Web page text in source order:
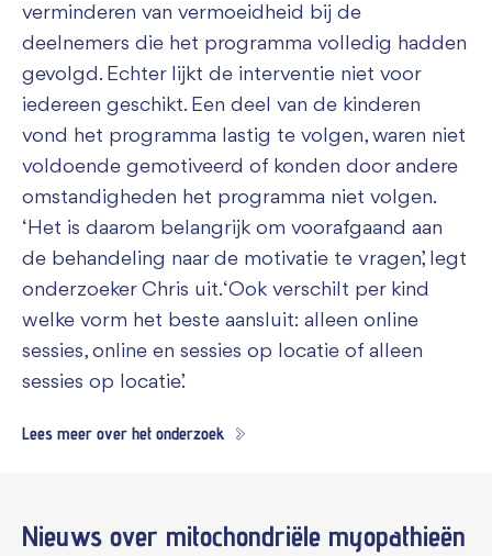
verminderen van vermoeidheid bij de
deelnemers die het programma volledig hadden
gevolgd. Echter lijkt de interventie niet voor
iedereen geschikt. Een deel van de kinderen
vond het programma lastig te volgen, waren niet
voldoende gemotiveerd of konden door andere
omstandigheden het programma niet volgen.
‘Het is daarom belangrijk om voorafgaand aan
de behandeling naar de motivatie te vragen’, legt
onderzoeker Chris uit. ‘Ook verschilt per kind
welke vorm het beste aansluit: alleen online
sessies, online en sessies op locatie of alleen
sessies op locatie.’
Lees meer over het onderzoek
Nieuws over mitochondriële myopathieën